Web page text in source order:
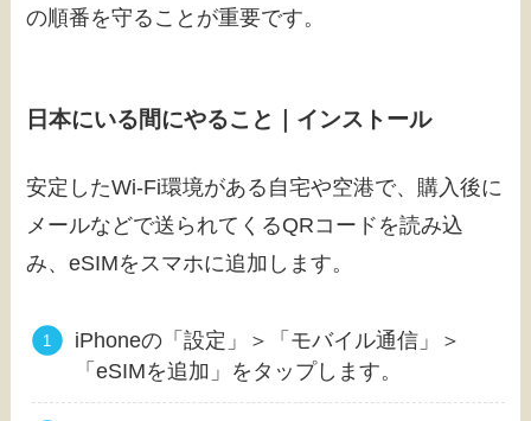
の順番を守ることが重要です。
日本にいる間にやること｜インストール
安定したWi-Fi環境がある自宅や空港で、購入後に
メールなどで送られてくるQRコードを読み込
み、eSIMをスマホに追加します。
iPhoneの「設定」＞「モバイル通信」＞
「eSIMを追加」をタップします。